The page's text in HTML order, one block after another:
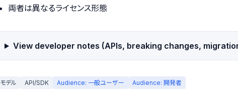
両者は異なるライセンス形態
View developer notes (APIs, breaking changes,
モデル API/SDK Audience: 一般ユーザー Audience: 開発者